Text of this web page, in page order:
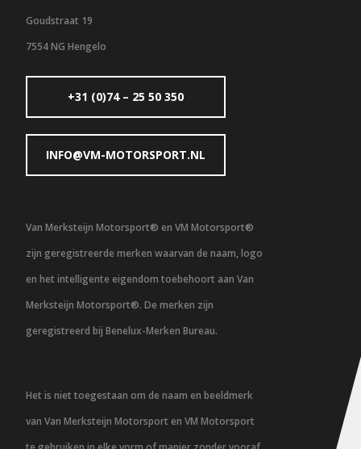
Goudstraat 19
7554 NG Hengelo
+31 (0)74 – 25 50 350
INFO@VM-MOTORSPORT.NL
Van Merksteijn Motorsport® en VM Motorsport®
zijn geregistreerde merken waarvan de naam, logo
en het intelligente eigendom toebehoort aan Van
Merksteijn Motorsport®. De merken zijn
geregistreerd bij Benelux-Merken Bureau.
Het is niet toegestaan om de naam en beeldmerk
van Van Merksteijn Motorsport en VM Motorsport